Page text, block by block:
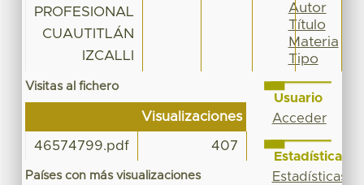
PROFESIONAL
CUAUTITLÁN
IZCALLI
Visitas al fichero
Visualizaciones
46574799.pdf 407
Países con más visualizaciones
Autor
Título
Materia
Tipo
Usuario
Acceder
Estadísticas
Estadísticas